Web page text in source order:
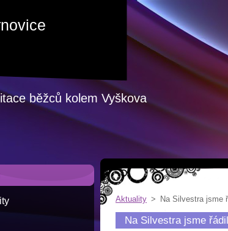
běžců kolem Vyškova
Aktuality > Na Silvestra jsme
Na Silvestra jsme